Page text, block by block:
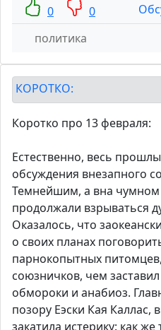
0 0
политика
КОРОТКО:
Коротко про 13 февраля:
Естественно, весь
обсуждения внезапного
Темнейшим, а вна чумном
продолжали взрываться
Оказалось, что
о своих планах
парнокопытных
союзничков, чем
обмороки и анабиоз.
позору Еэски Кая Каллас,
закатила истерику: как